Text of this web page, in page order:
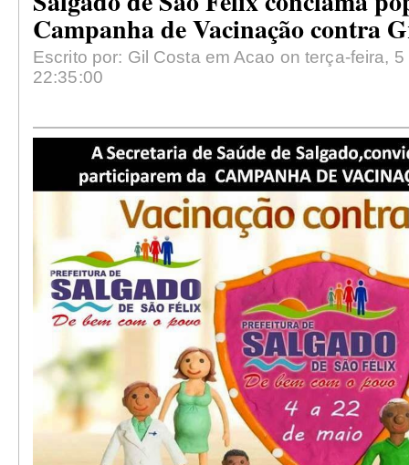
Campanha de Vacinação contra
Escrito por: Gil Costa em Acao on terça-feira,
22:35:00